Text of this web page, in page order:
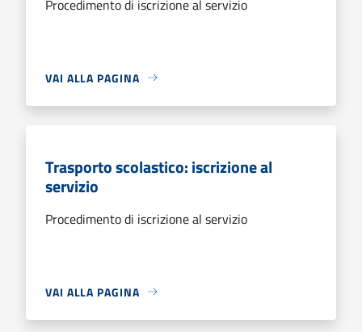
Procedimento di iscrizione al servizio
VAI ALLA PAGINA
Trasporto scolastico: iscrizione al
servizio
Procedimento di iscrizione al servizio
VAI ALLA PAGINA